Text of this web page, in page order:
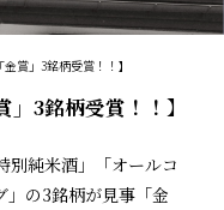
賞」3銘柄受賞！！】
」3銘柄受賞！！】
別純米酒」「オールコ
」の3銘柄が見事「金